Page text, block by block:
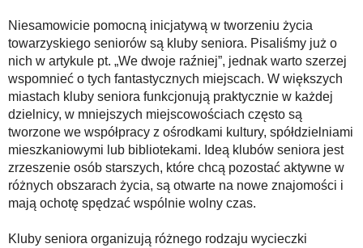
Niesamowicie pomocną inicjatywą w tworzeniu życia
towarzyskiego seniorów są kluby seniora. Pisaliśmy już o
nich w artykule pt. „We dwoje raźniej”, jednak warto szerzej
wspomnieć o tych fantastycznych miejscach. W większych
miastach kluby seniora funkcjonują praktycznie w każdej
dzielnicy, w mniejszych miejscowościach często są
tworzone we współpracy z ośrodkami kultury, spółdzielniami
mieszkaniowymi lub bibliotekami. Ideą klubów seniora jest
zrzeszenie osób starszych, które chcą pozostać aktywne w
różnych obszarach życia, są otwarte na nowe znajomości i
mają ochotę spędzać wspólnie wolny czas.
Kluby seniora organizują różnego rodzaju wycieczki